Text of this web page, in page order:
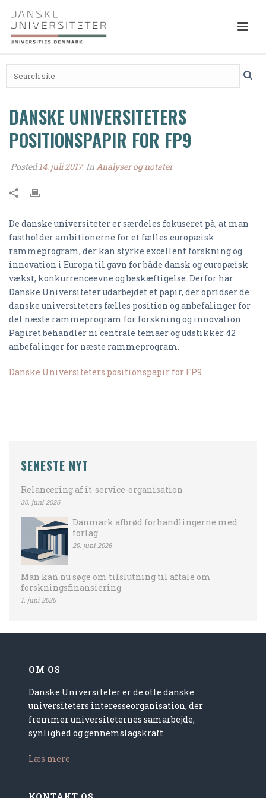
DANSKE UNIVERSITETERS
POSITIONSPAPIR FOR FP9
Posted14. juli 2017 InAnalyser og notater
De danske universiteter er særdeles fokuseret på, at man
fastholder ambitionerne for et fælles europæisk
rammeprogram, der kan styrke excellent forskning og
innovation i Europa til gavn for både dansk og europæisk
vækst, konkurrenceevne og beskæftigelse. Derfor har
Danske Universiteter udarbejdet et papir, der opridser de
danske universiteters fælles position og anbefalinger for
det næste rammeprogram for forskning og innovation.
Papiret behandler ni centrale temaer og udstikker 42
anbefalinger for næste rammeprogram.
Danske Universiteters positionspapir for FP9
SENESTE NYT
Relancering af it-service-organisation
30. juni 2026
Danmark afbrød forhandlingerne med
forlag
29. juni 2026
Man kan nu søge om tilslutning til aftale om
forskningsfinansiering
1. juni 2026
OM OS
Danske Universiteter er de otte danske
universiteters interesseorganisation, der
fremmer universiteternes samarbejde,
synlighed og gennemslagskraft.
Læs mere